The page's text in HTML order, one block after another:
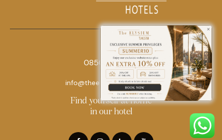
0850 242 18 18
info@theelysiumhotels.com
Find yourself at home
in our hotel